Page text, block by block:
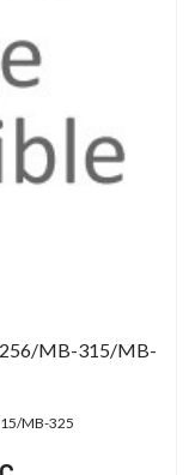
MB-315/MB-
MB-325